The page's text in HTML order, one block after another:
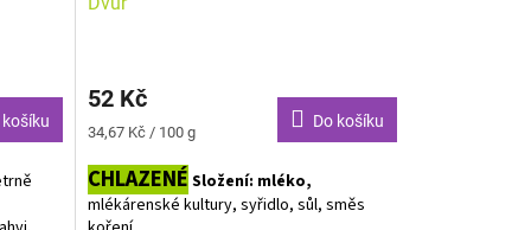
košíku
52 Kč
Měrná
34,67 Kč / 100 g
Do košíku
CHLAZENÉ Složení: mléko,
mlékárenské kultury, syřidlo, sůl, směs